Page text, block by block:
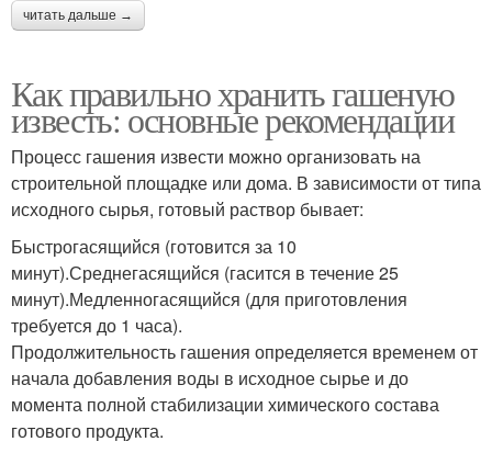
читать дальше →
Как правильно хранить гашеную
известь: основные рекомендации
Процесс гашения извести можно организовать на
строительной площадке или дома. В зависимости от типа
исходного сырья, готовый раствор бывает:
Быстрогасящийся (готовится за 10
минут).Среднегасящийся (гасится в течение 25
минут).Медленногасящийся (для приготовления
требуется до 1 часа).
Продолжительность гашения определяется временем от
начала добавления воды в исходное сырье и до
момента полной стабилизации химического состава
готового продукта.